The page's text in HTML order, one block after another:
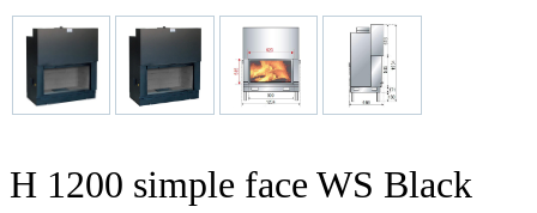
H 1200 simple face WS Black